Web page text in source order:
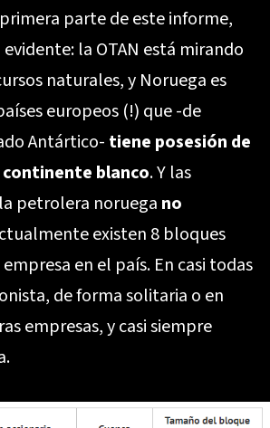
parte de este informe,
la OTAN está mirando
naturales, y Noruega es
europeos (!) que -de
Antártico- tiene posesión de
blanco. Y las
petrolera noruega no
existen 8 bloques
en el país. En casi todas
de forma solitaria o en
empresas, y casi siempre